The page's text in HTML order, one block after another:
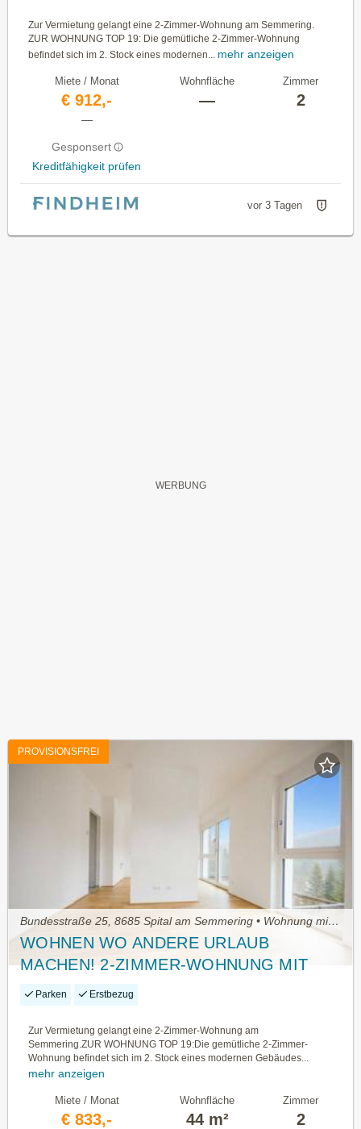
Zur Vermietung gelangt eine 2-Zimmer-Wohnung am Semmering.
ZUR WOHNUNG TOP 19: Die gemütliche 2-Zimmer-Wohnung
befindet sich im 2. Stock eines modernen...
mehr anzeigen
Miete / Monat
€ 912,-
—
Gesponsert
Kreditfähigkeit prüfen
Wohnfläche
—
Zimmer
2
vor 3 Tagen
PROVISIONSFREI
Bundesstraße 25, 8685 Spital am Semmering • Wohnung mieten
WOHNEN WO ANDERE URLAUB
MACHEN! 2-ZIMMER-WOHNUNG MIT
PKW-STELLPLATZ! ERSTBEZUG!
Parken Erstbezug
Zur Vermietung gelangt eine 2-Zimmer-Wohnung am
Semmering.ZUR WOHNUNG TOP 19:Die gemütliche 2-Zimmer-
Wohnung befindet sich im 2. Stock eines modernen Gebäudes...
mehr anzeigen
Miete / Monat
€ 833,-
Wohnfläche
44 m²
Zimmer
2